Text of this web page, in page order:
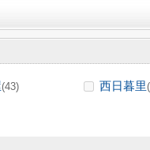
(43) 西日暮里